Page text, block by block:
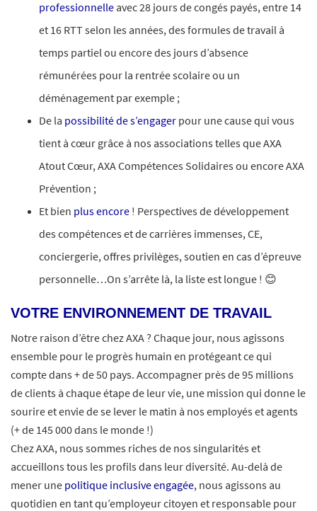
professionnelle avec 28 jours de congés payés, entre 14
et 16 RTT selon les années, des formules de travail à
temps partiel ou encore des jours d’absence
rémunérées pour la rentrée scolaire ou un
déménagement par exemple ;
De la possibilité de s’engager pour une cause qui vous
tient à cœur grâce à nos associations telles que AXA
Atout Cœur, AXA Compétences Solidaires ou encore AXA
Prévention ;​
Et bien plus encore ! Perspectives de développement
des compétences et de carrières immenses, CE,
conciergerie, offres privilèges, soutien en cas d’épreuve
personnelle…On s’arrête là, la liste est longue ! 😊
VOTRE ENVIRONNEMENT DE TRAVAIL
Notre raison d’être chez AXA ? Chaque jour, nous agissons
ensemble pour le progrès humain en protégeant ce qui
compte dans + de 50 pays. Accompagner près de 95 millions
de clients à chaque étape de leur vie, une mission qui donne le
sourire et envie de se lever le matin à nos employés et agents
(+ de 145 000 dans le monde !)
Chez AXA, nous sommes riches de nos singularités et
accueillons tous les profils dans leur diversité. Au-delà de
mener une politique inclusive engagée, nous agissons au
quotidien en tant qu’employeur citoyen et responsable pour